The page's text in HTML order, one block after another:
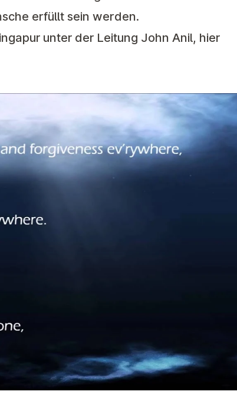
erfüllt sein werden.
unter der Leitung John Anil, hier